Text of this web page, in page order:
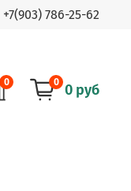
+7(903) 786-25-62
0 0 0 руб